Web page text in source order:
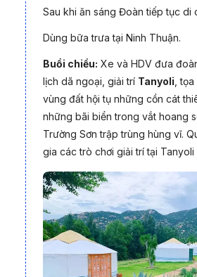
- Đón bình minh trên đồng cừu An
đàn cừu ra đồng rất đáng yêu và ngộ
- Lạc vào xứ sở cổ tích tại
đáo của những hang động, vốn được
xếp chồng lên nhau.
- Khám phá tháp Pô Klông Garai
,
đồng bào Chăm, nghe những truyền
thần tài ba này.
- Băng qua tiểusa mạc cát Mũi Dinh
mang đầy tính thách thức, mạo
bụi mù cát, nhưng đảm bảo rất thú vị
Không chỉ là nơi đầy nắng gió,du
hữu nhiều điểm đến làm mê hoặc
Miền đất này có những khung cảnh
Sau khi ăn sáng Đoàn tiếp tục di
Dùng bữa trưa tại Ninh Thuận.
Buổi chiều: Xe và HDV đưa
lịch dã ngoại, giải trí Tanyoli ,
vùng đất hội tụ những cồn cát
những bãi biển trong vắt hoang
Trường Sơn trập trùng hùng vĩ.
gia các trò chơi giải trí tại